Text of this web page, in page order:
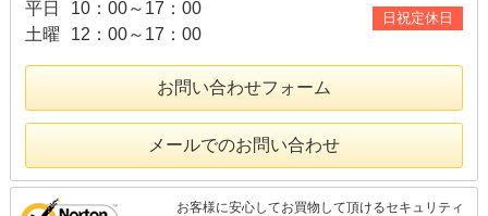
平日
10：00～17：00
土曜
12：00～17：00
日祝定休日
お問い合わせフォーム
メールでのお問い合わせ
お客様に安心してお買物して頂けるセキュリティ